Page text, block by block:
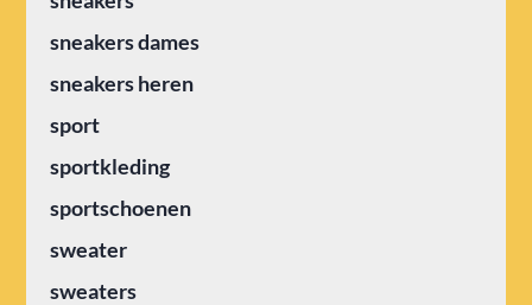
sneakers dames
sneakers heren
sport
sportkleding
sportschoenen
sweater
sweaters